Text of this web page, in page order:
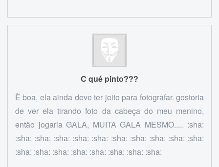
C qué pinto???
È boa, ela ainda deve ter jeito para fotografar. gostoria
de ver ela tirando foto da cabeça do meu menino,
então jogaria GALA, MUITA GALA MESMO..... :sha:
:sha: :sha: :sha: :sha: :sha: :sha: :sha: :sha: :sha: :sha:
:sha: :sha: :sha: :sha: :sha: :sha: :sha: :sha: